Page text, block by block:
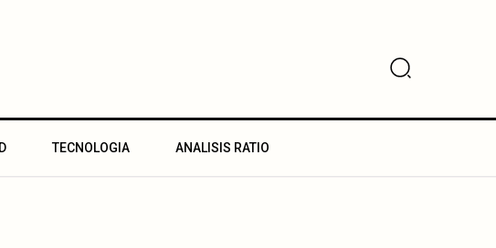
TECNOLOGIA ANALISIS RATIO